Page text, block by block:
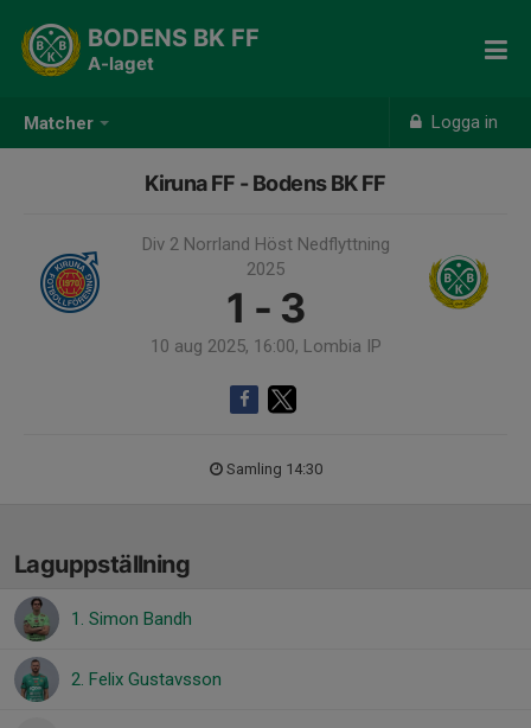
Matcher Logga in
BODENS BK FF
A-laget
Kiruna FF - Bodens BK FF
Div 2 Norrland Höst Nedflyttning
2025
1 - 3
10 aug 2025, 16:00, Lombia IP
Samling 14:30
Laguppställning
1. Simon Bandh
2. Felix Gustavsson